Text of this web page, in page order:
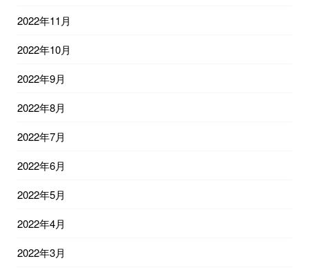
2022年11月
2022年10月
2022年9月
2022年8月
2022年7月
2022年6月
2022年5月
2022年4月
2022年3月